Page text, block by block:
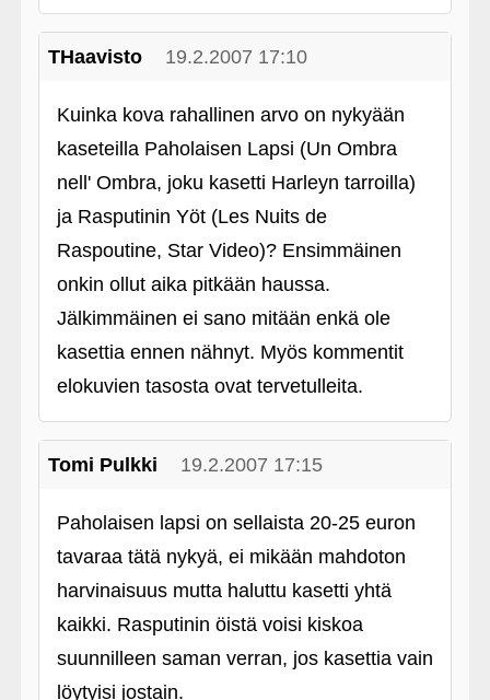
THaavisto 19.2.2007 17:10
Kuinka kova rahallinen arvo on nykyään
kaseteilla Paholaisen Lapsi (Un Ombra
nell' Ombra, joku kasetti Harleyn tarroilla)
ja Rasputinin Yöt (Les Nuits de
Raspoutine, Star Video)? Ensimmäinen
onkin ollut aika pitkään haussa.
Jälkimmäinen ei sano mitään enkä ole
kasettia ennen nähnyt. Myös kommentit
elokuvien tasosta ovat tervetulleita.
Tomi Pulkki 19.2.2007 17:15
Paholaisen lapsi on sellaista 20-25 euron
tavaraa tätä nykyä, ei mikään mahdoton
harvinaisuus mutta haluttu kasetti yhtä
kaikki. Rasputinin öistä voisi kiskoa
suunnilleen saman verran, jos kasettia vain
löytyisi jostain.